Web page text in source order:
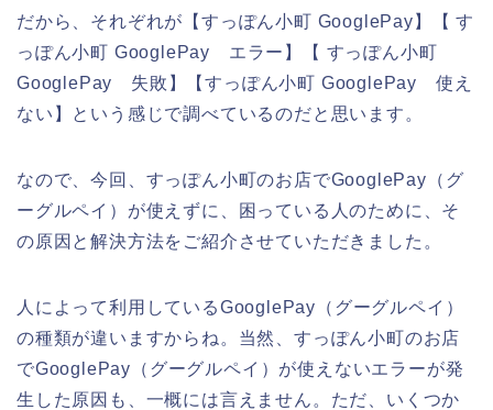
だから、それぞれが【すっぽん小町 GooglePay】【 す
っぽん小町 GooglePay エラー】【 すっぽん小町
GooglePay 失敗】【すっぽん小町 GooglePay 使え
ない】という感じで調べているのだと思います。
なので、今回、すっぽん小町のお店でGooglePay（グ
ーグルペイ）が使えずに、困っている人のために、そ
の原因と解決方法をご紹介させていただきました。
人によって利用しているGooglePay（グーグルペイ）
の種類が違いますからね。当然、すっぽん小町のお店
でGooglePay（グーグルペイ）が使えないエラーが発
生した原因も、一概には言えません。ただ、いくつか